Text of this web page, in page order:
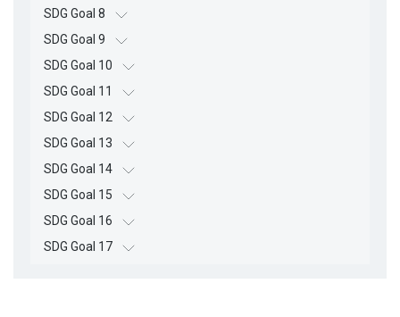
SDG Goal 8
SDG Goal 9
SDG Goal 10
SDG Goal 11
SDG Goal 12
SDG Goal 13
SDG Goal 14
SDG Goal 15
SDG Goal 16
SDG Goal 17